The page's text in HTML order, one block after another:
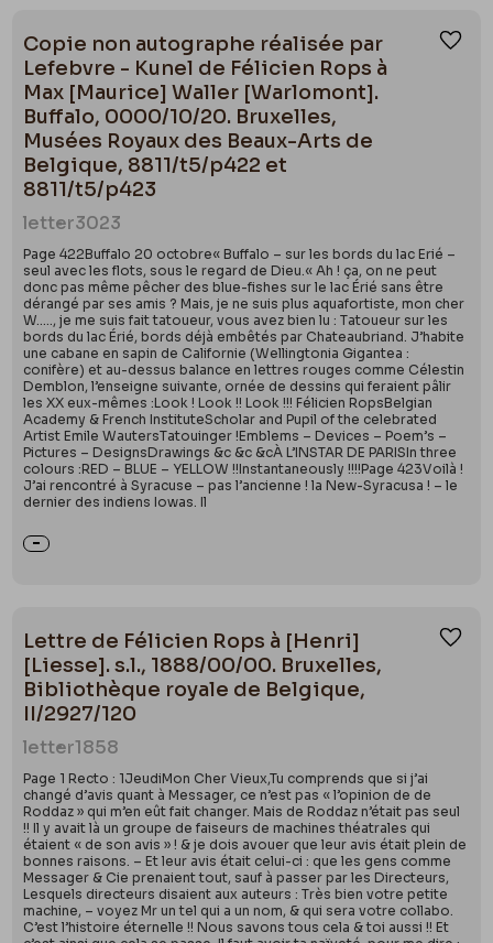
Copie non autographe réalisée par
Lefebvre - Kunel de Félicien Rops à
Max [Maurice] Waller [Warlomont].
Buffalo, 0000/10/20. Bruxelles,
Musées Royaux des Beaux-Arts de
Belgique, 8811/t5/p422 et
8811/t5/p423
letter3023
Page 422Buffalo 20 octobre« Buffalo – sur les bords du lac Erié –
seul avec les flots, sous le regard de Dieu.« Ah ! ça, on ne peut
donc pas même pêcher des blue-fishes sur le lac Érié sans être
dérangé par ses amis ? Mais, je ne suis plus aquafortiste, mon cher
W….., je me suis fait tatoueur, vous avez bien lu : Tatoueur sur les
bords du lac Érié, bords déjà embêtés par Chateaubriand. J’habite
une cabane en sapin de Californie (Wellingtonia Gigantea :
conifère) et au-dessus balance en lettres rouges comme Célestin
Demblon, l’enseigne suivante, ornée de dessins qui feraient pâlir
les XX eux-mêmes :Look ! Look !! Look !!! Félicien RopsBelgian
Academy & French InstituteScholar and Pupil of the celebrated
Artist Emile WautersTatouinger !Emblems – Devices – Poem’s –
Pictures – DesignsDrawings &c &c &cÀ L’INSTAR DE PARISIn three
colours :RED – BLUE – YELLOW !!Instantaneously !!!!Page 423Voilà !
J’ai rencontré à Syracuse – pas l’ancienne ! la New-Syracusa ! – le
dernier des indiens Iowas. Il
Lettre de Félicien Rops à [Henri]
[Liesse]. s.l., 1888/00/00. Bruxelles,
Bibliothèque royale de Belgique,
II/2927/120
letter1858
Page 1 Recto : 1JeudiMon Cher Vieux,Tu comprends que si j’ai
changé d’avis quant à Messager, ce n’est pas « l’opinion de de
Roddaz » qui m’en eût fait changer. Mais de Roddaz n’était pas seul
!! Il y avait là un groupe de faiseurs de machines théatrales qui
étaient « de son avis » ! & je dois avouer que leur avis était plein de
bonnes raisons. – Et leur avis était celui-ci : que les gens comme
Messager & Cie prenaient tout, sauf à passer par les Directeurs,
Lesquels directeurs disaient aux auteurs : Très bien votre petite
machine, – voyez Mr un tel qui a un nom, & qui sera votre collabo.
C’est l’histoire éternelle !! Nous savons tous cela & toi aussi !! Et